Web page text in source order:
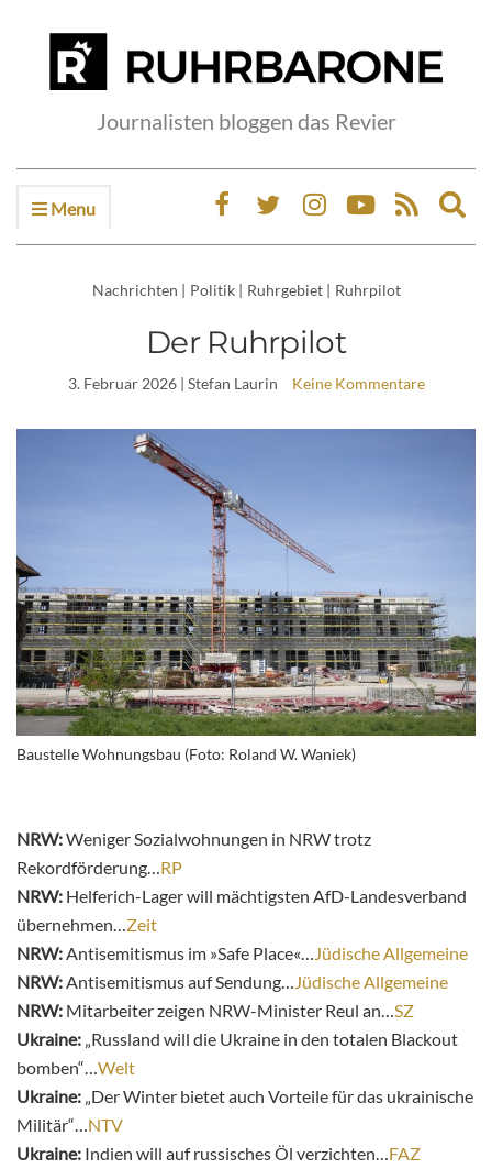
Journalisten bloggen das Revier
Menu
Nachrichten | Politik | Ruhrgebiet | Ruhrpilot
Der Ruhrpilot
3. Februar 2026| Stefan Laurin Keine Kommentare
Baustelle Wohnungsbau (Foto: Roland W. Waniek)
NRW:Weniger Sozialwohnungen in NRW trotz
Rekordförderung… RP
NRW: Helferich-Lager will mächtigsten AfD-Landesverband
übernehmen… Zeit
NRW: Antisemitismus im »Safe Place«…
Jüdische Allgemeine
NRW: Antisemitismus auf Sendung…
Jüdische Allgemeine
NRW: Mitarbeiter zeigen NRW-Minister Reul an… SZ
Ukraine: „Russland will die Ukraine in den totalen Blackout
bomben“… Welt
Ukraine: „Der Winter bietet auch Vorteile für das ukrainische
Militär“… NTV
Ukraine: Indien will auf russisches Öl verzichten… FAZ